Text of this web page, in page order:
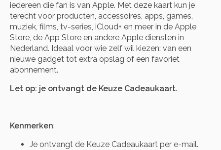
iedereen die fan is van Apple. Met deze kaart kun je
terecht voor producten, accessoires, apps, games,
muziek, films, tv-series, iCloud+ en meer in de Apple
Store, de App Store en andere Apple diensten in
Nederland. Ideaal voor wie zelf wil kiezen: van een
nieuwe gadget tot extra opslag of een favoriet
abonnement.
Let op: je ontvangt de Keuze Cadeaukaart.
Kenmerken:
Je ontvangt de Keuze Cadeaukaart per e-mail.